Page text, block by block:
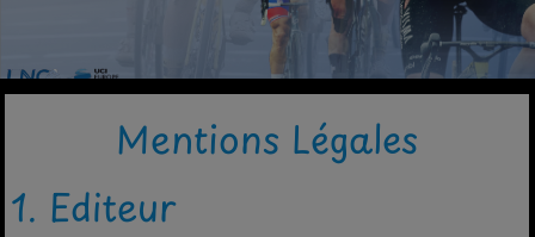
Mentions Légales
1. Editeur